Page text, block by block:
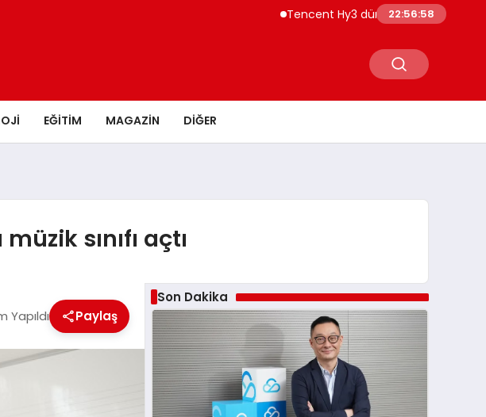
Tencent Hy3 dünya genelinde kullanıma
22:56:59
EĞITIM MAGAZIN DIĞER
sınıfı açtı
Yapıldı Paylaş
Son Dakika